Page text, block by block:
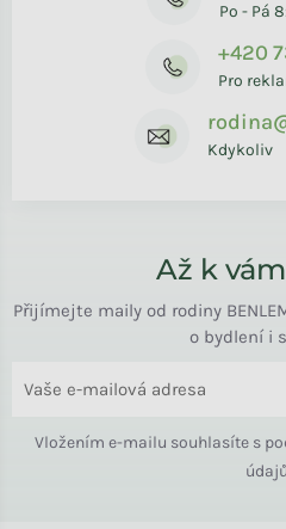
Po - Pá
+420
Pro
Kdykoliv
Až k
Přijímejte maily od rodiny
o bydlení i
Vložením e-mailu souhlasíte s
údajů